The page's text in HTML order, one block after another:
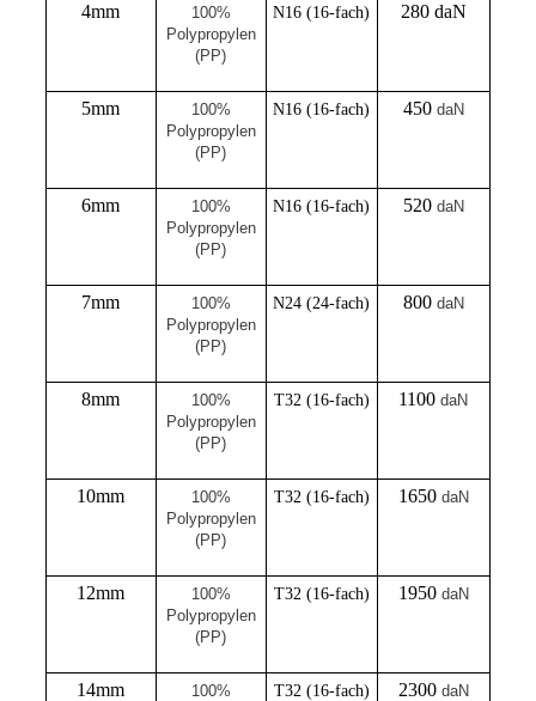
4mm
100%
Polypropylen
(PP)
N16 (16-fach) 280 daN
5mm
100%
Polypropylen
(PP)
N16 (16-fach) 450 daN
6mm
100%
Polypropylen
(PP)
N16 (16-fach) 520 daN
7mm
100%
Polypropylen
(PP)
N24 (24-fach) 800 daN
8mm
100%
Polypropylen
(PP)
T32 (16-fach) 1100daN
10mm
100%
Polypropylen
(PP)
T32 (16-fach) 1650 daN
12mm
100%
Polypropylen
(PP)
T32 (16-fach) 1950 daN
14mm
100%
T32 (16-fach) 2300 daN